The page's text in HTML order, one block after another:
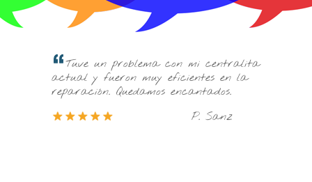
Tuve un problema con mi centralita
actual y fueron muy eficientes en la
reparación. Quedamos encantados.
P. Sanz
Me los
una gente